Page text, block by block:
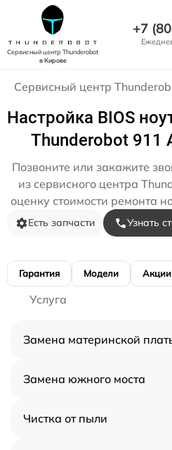
Сервисный центр Thunderobot
в Кирове
+7
Сервисный центр
Настройка BIOS
Thunderobot 911
Позвоните или закажите
из сервисного центра
оценку стоимости ремонта
Есть запчасти Узнать
Гарантия Модели Акции
Услуга
Замена материнской
Замена южного моста
Чистка от пыли